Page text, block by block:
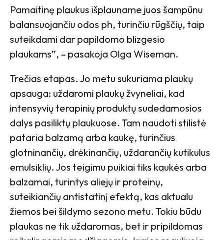
Pamaitinę plaukus išplauname juos šampūnu
balansuojančiu odos ph, turinčiu rūgščių, taip
suteikdami dar papildomo blizgesio
plaukams”, – pasakoja Olga Wiseman.
Trečias etapas. Jo metu sukuriama plaukų
apsauga: uždaromi plaukų žvyneliai, kad
intensyvių terapinių produktų sudedamosios
dalys pasiliktų plaukuose. Tam naudoti stilistė
pataria balzamą arba kaukę, turinčius
glotninančių, drėkinančių, uždarančių kutikulus
emulsiklių. Jos teigimu puikiai tiks kaukės arba
balzamai, turintys aliejų ir proteinų,
suteikiančių antistatinį efektą, kas aktualu
žiemos bei šildymo sezono metu. Tokiu būdu
plaukas ne tik uždaromas, bet ir pripildomas